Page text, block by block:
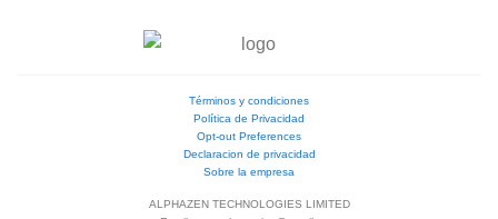
Términos y condiciones
Política de Privacidad
Opt-out Preferences
Declaracion de privacidad
Sobre la empresa
ALPHAZEN TECHNOLOGIES LIMITED